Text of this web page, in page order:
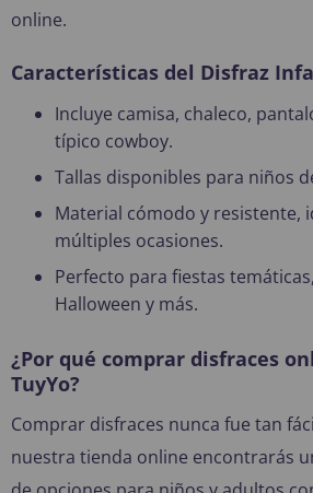
online.
Características del Disfraz
Incluye camisa, chaleco,
típico cowboy.
Tallas disponibles para niños
Material cómodo y resistente,
múltiples ocasiones.
Perfecto para fiestas
Halloween y más.
¿Por qué comprar disfraces
TuyYo?
Comprar disfraces nunca fue tan
nuestra tienda online encontrarás